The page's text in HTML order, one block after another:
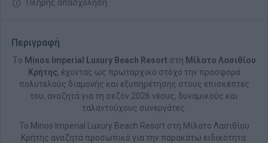
Πλήρης απασχόληση
Περιγραφή
Tο Minos Imperial Luxury Beach Resort στη Μίλατο Λασιθίου
Κρήτης, έχοντας ως πρωταρχικό στόχο την προσφορά
πολυτελούς διαμονής και εξυπηρέτησης στους επισκέπτες
του, αναζητά για τη σεζόν 2026 νέους, δυναμικούς και
ταλαντούχους συνεργάτες.
Το Minos Imperial Luxury Beach Resort στη Μίλατο Λασιθίου
Κρήτης αναζητά προσωπικό για την παρακάτω ειδικότητα: